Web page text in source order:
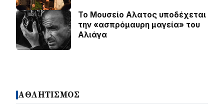
Το Μουσείο Αλατος υποδέχεται
την «ασπρόμαυρη μαγεία» του
Αλιάγα
ΑΘΛΗΤΙΣΜΟΣ